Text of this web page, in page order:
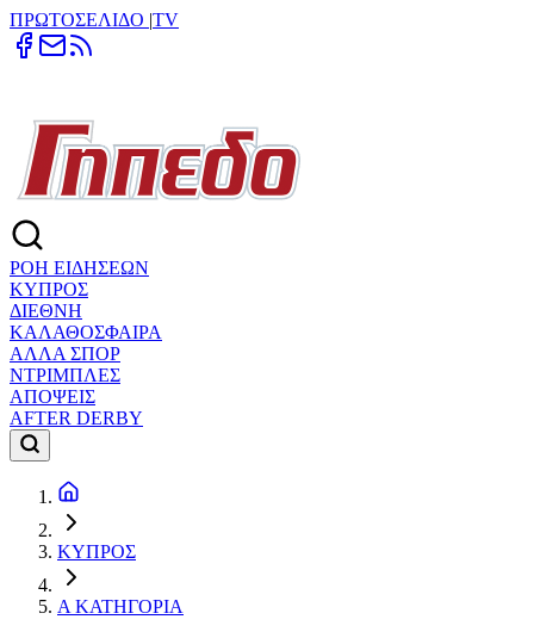
ΠΡΩΤΟΣΕΛΙΔΟ |TV
ΡΟΗ ΕΙΔΗΣΕΩΝ
ΚΥΠΡΟΣ
ΔΙΕΘΝΗ
ΚΑΛΑΘΟΣΦΑΙΡΑ
ΑΛΛΑ ΣΠΟΡ
ΝΤΡΙΜΠΛΕΣ
ΑΠΟΨΕΙΣ
AFTER DERBY
ΚΥΠΡΟΣ
Α ΚΑΤΗΓΟΡΙΑ